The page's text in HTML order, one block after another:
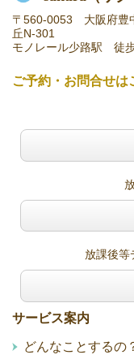
〒560-0053 大阪府豊
丘N-301
モノレール少路駅 徒
ご予約・お問合せは
放課後等
サービス案内
どんなことするの